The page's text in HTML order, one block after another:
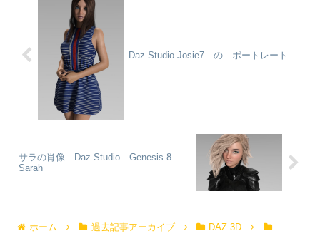
Daz Studio Josie7 の ポートレート
サラの肖像 Daz Studio Genesis 8
Sarah
ホーム 過去記事アーカイブ DAZ 3D